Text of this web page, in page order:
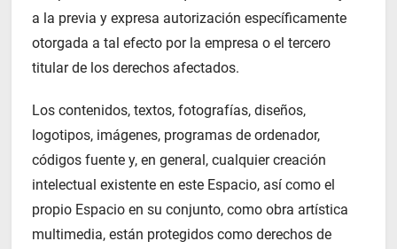
a la previa y expresa autorización específicamente
otorgada a tal efecto por la empresa o el tercero
titular de los derechos afectados.
Los contenidos, textos, fotografías, diseños,
logotipos, imágenes, programas de ordenador,
códigos fuente y, en general, cualquier creación
intelectual existente en este Espacio, así como el
propio Espacio en su conjunto, como obra artística
multimedia, están protegidos como derechos de